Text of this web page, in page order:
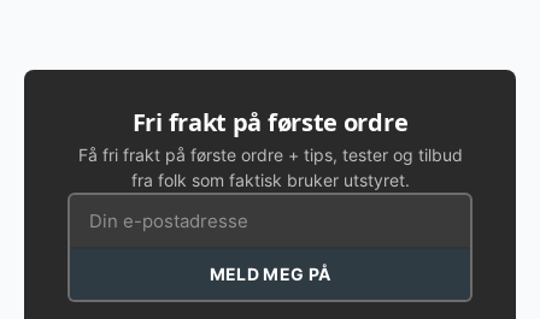
Fri frakt på første ordre
Få fri frakt på første ordre + tips, tester og tilbud
fra folk som faktisk bruker utstyret.
MELD MEG PÅ